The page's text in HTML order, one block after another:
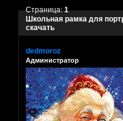
Школьная рамка для
скачать
Страница:1
dedmoroz
Администратор